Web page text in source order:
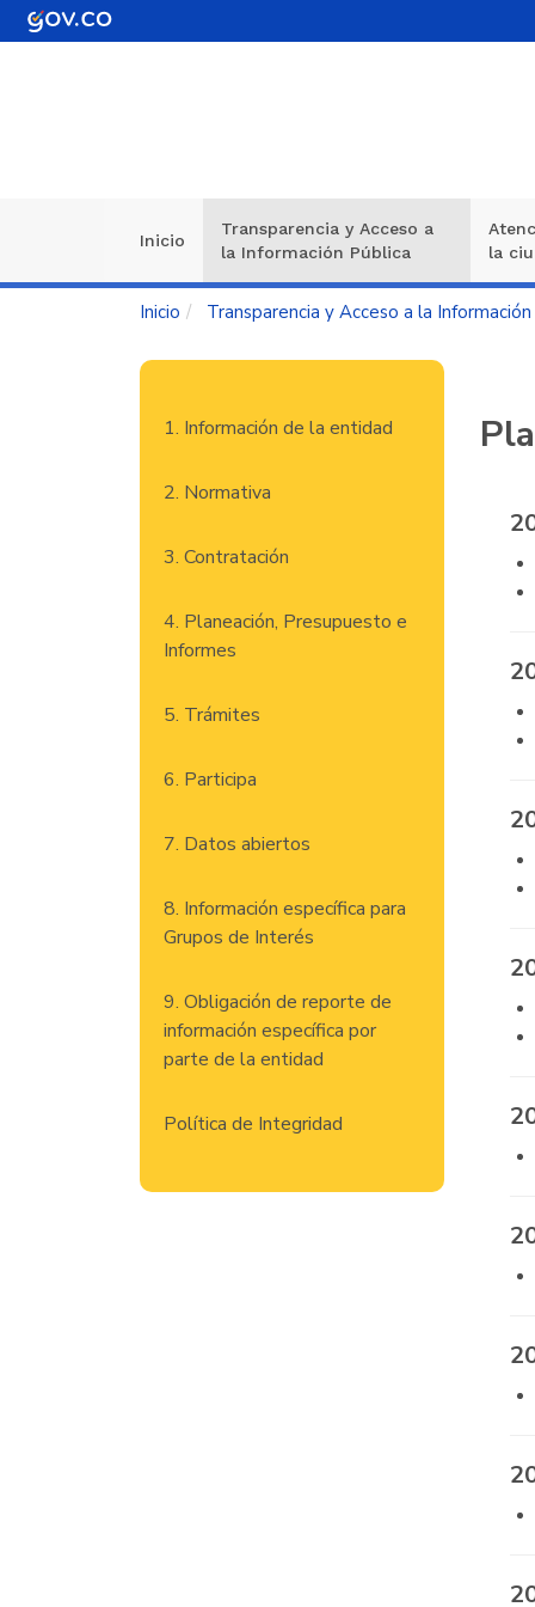
Pasar
al
Navegación
principal
Inicio
Transparencia y Acceso a
la Información Pública
la
Inicio Transparencia y Acceso a la
1. Información de la entidad
2. Normativa
3. Contratación
4. Planeación, Presupuesto e
Informes
5. Trámites
6. Participa
7. Datos abiertos
8. Información específica para
Grupos de Interés
9. Obligación de reporte de
información específica por
parte de la entidad
Política de Integridad